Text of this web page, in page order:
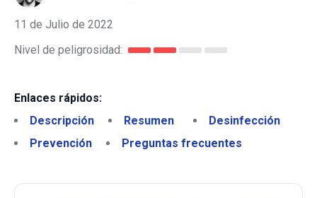
11 de Julio de 2022
Nivel de peligrosidad:
Enlaces rápidos:
Descripción
Resumen
Desinfección
Prevención
Preguntas frecuentes